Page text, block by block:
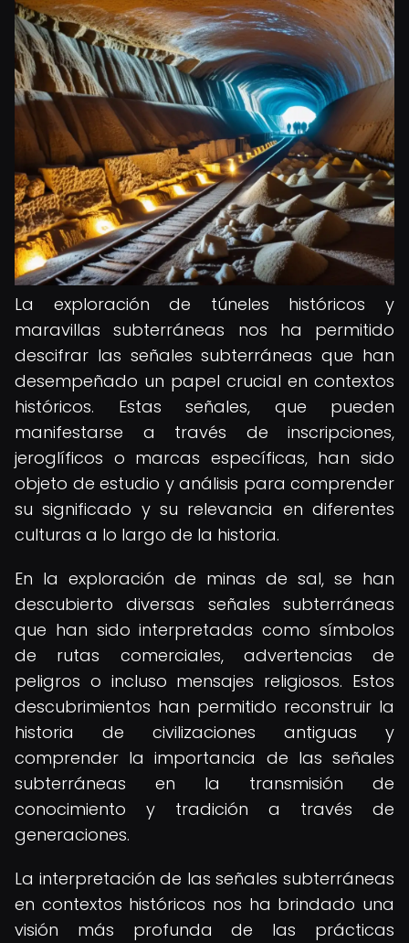
La exploración de túneles históricos y
maravillas subterráneas nos ha permitido
descifrar las señales subterráneas que han
desempeñado un papel crucial en contextos
históricos. Estas señales, que pueden
manifestarse a través de inscripciones,
jeroglíficos o marcas específicas, han sido
objeto de estudio y análisis para comprender
su significado y su relevancia en diferentes
culturas a lo largo de la historia.
En la exploración de minas de sal, se han
descubierto diversas señales subterráneas
que han sido interpretadas como símbolos
de rutas comerciales, advertencias de
peligros o incluso mensajes religiosos. Estos
descubrimientos han permitido reconstruir la
historia de civilizaciones antiguas y
comprender la importancia de las señales
subterráneas en la transmisión de
conocimiento y tradición a través de
generaciones.
La interpretación de las señales subterráneas
en contextos históricos nos ha brindado una
visión más profunda de las prácticas